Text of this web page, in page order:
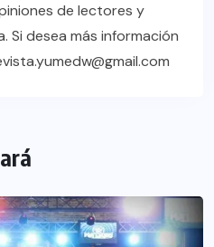
de lectores y
Si desea más información